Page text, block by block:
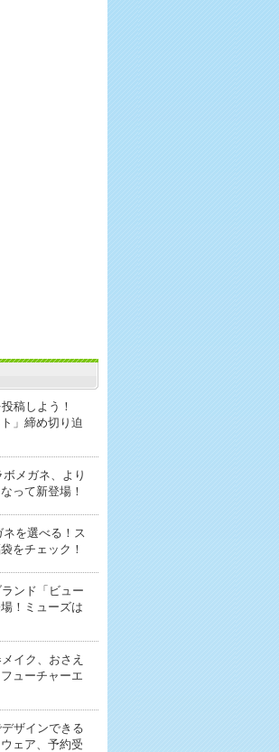
稿しよう！
」締め切り迫
メガネ、より
って新登場！
ネを選べる！ス
をチェック！
ンド「ビュー
！ミューズは
イク、おさえ
ューチャーエ
デザインできる
ェア、予約受